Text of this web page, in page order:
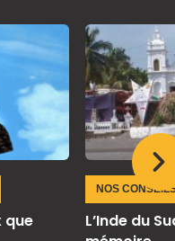
que
NOS
L’Inde du